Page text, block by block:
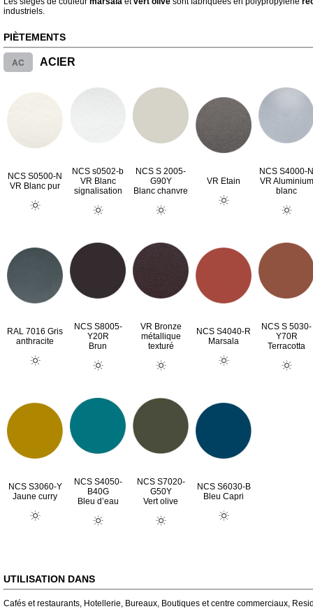
industriels.
PIÈTEMENTS
AC ACIER
NCS S0500-N
VR Blanc pur
NCS s0502-b
VR Blanc
signalisation
NCS S 2005-
G90Y
Blanc chanvre
VR Etain
NCS S4000-N
VR Aluminium
blanc
RAL 7016 Gris
anthracite
NCS S8005-
Y20R
Brun
VR Bronze
métallique
texturé
NCS S4040-R
Marsala
NCS S 5030-
Y70R
Terracotta
NCS S3060-Y
Jaune curry
NCS S4050-
B40G
Bleu d’eau
NCS S7020-
G50Y
Vert olive
NCS S6030-B
Bleu Capri
UTILISATION DANS
Cafés et restaurants, Hotellerie, Bureaux, Boutiques et centre commerciaux,